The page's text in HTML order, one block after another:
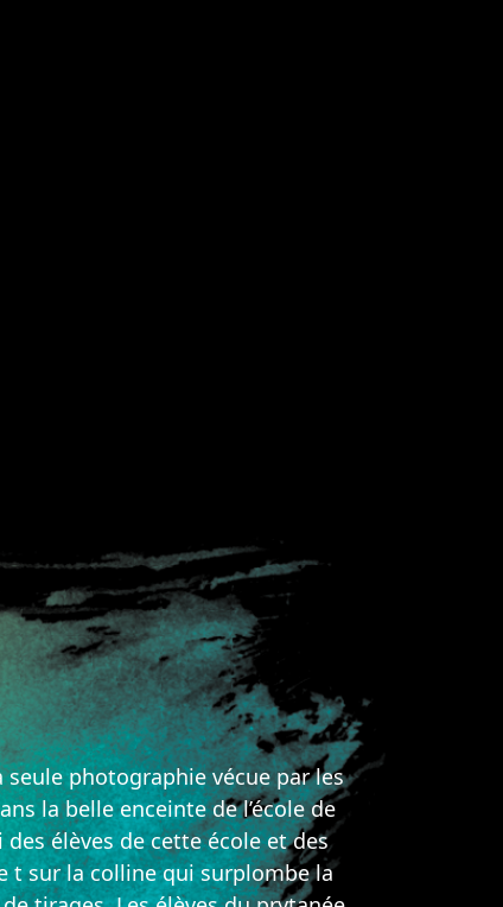
seule photographie vécue par les
la belle enceinte de l’école de
élèves de cette école et des
t sur la colline qui surplombe la